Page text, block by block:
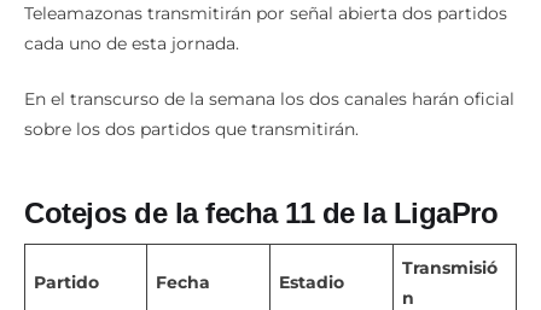
Teleamazonas transmitirán por señal abierta dos partidos
cada uno de esta jornada.
En el transcurso de la semana los dos canales harán oficial
sobre los dos partidos que transmitirán.
Cotejos de la fecha 11 de la LigaPro
Partido Fecha Estadio
Transmisió
n